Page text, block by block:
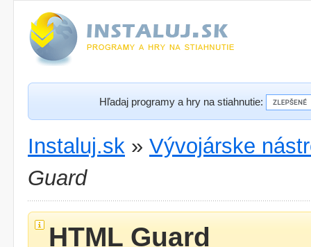
Hľadaj programy a hry na stiahnutie:
Instaluj.sk » Vývojárske
Guard
HTML Guard